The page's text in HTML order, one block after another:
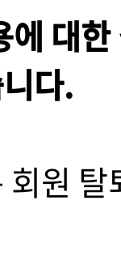
대한
다.
회원